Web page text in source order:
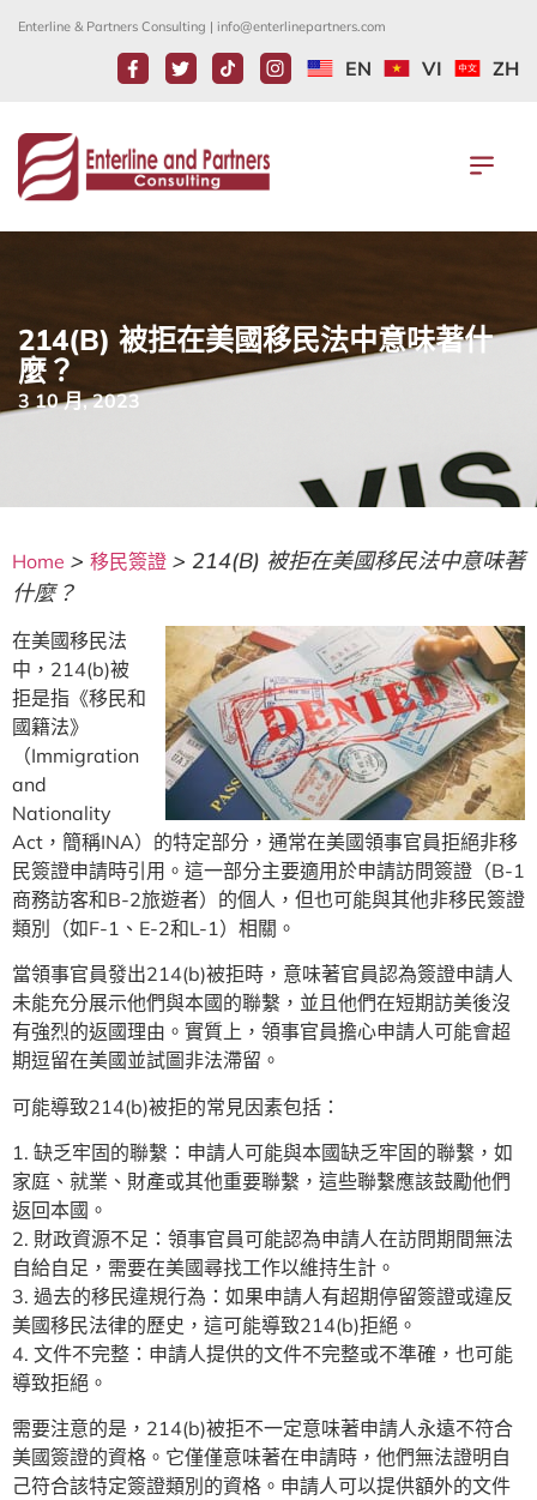
Enterline & Partners Consulting | info@enterlinepartners.com
EN VI ZH
3 10 月, 2023
214(B) 被拒在美國移民法中意味著什
麼？
Home > 移民簽證 > 214(b) 被拒在美國移民法中意味著
什麼？
在美國移民法
中，214(b)被
拒是指《移民和
國籍法》
（Immigration
and
Nationality
Act，簡稱INA）的特定部分，通常在美國領事官員拒絕非移
民簽證申請時引用。這一部分主要適用於申請訪問簽證（B-1
商務訪客和B-2旅遊者）的個人，但也可能與其他非移民簽證
類別（如F-1、E-2和L-1）相關。
當領事官員發出214(b)被拒時，意味著官員認為簽證申請人
未能充分展示他們與本國的聯繫，並且他們在短期訪美後沒
有強烈的返國理由。實質上，領事官員擔心申請人可能會超
期逗留在美國並試圖非法滯留。
可能導致214(b)被拒的常見因素包括：
1. 缺乏牢固的聯繫：申請人可能與本國缺乏牢固的聯繫，如
家庭、就業、財產或其他重要聯繫，這些聯繫應該鼓勵他們
返回本國。
2. 財政資源不足：領事官員可能認為申請人在訪問期間無法
自給自足，需要在美國尋找工作以維持生計。
3. 過去的移民違規行為：如果申請人有超期停留簽證或違反
美國移民法律的歷史，這可能導致214(b)拒絕。
4. 文件不完整：申請人提供的文件不完整或不準確，也可能
導致拒絕。
需要注意的是，214(b)被拒不一定意味著申請人永遠不符合
美國簽證的資格。它僅僅意味著在申請時，他們無法證明自
己符合該特定簽證類別的資格。申請人可以提供額外的文件